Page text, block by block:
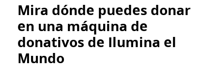
Mira dónde puedes donar
en una máquina de
donativos de Ilumina el
Mundo